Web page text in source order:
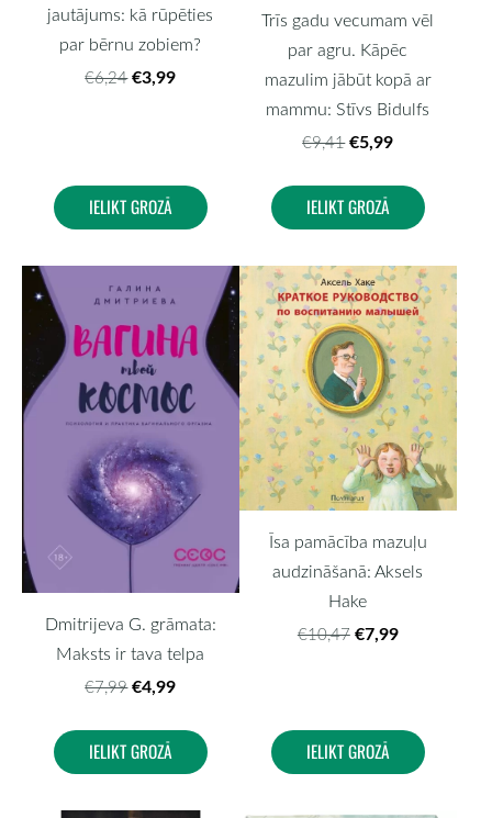
jautājums: kā rūpēties
par bērnu zobiem?
€6,24 €3,99
IELIKT GROZĀ
Trīs gadu vecumam vēl
par agru. Kāpēc
mazulim jābūt kopā ar
mammu: Stīvs Bidulfs
€9,41 €5,99
IELIKT GROZĀ
Dmitrijeva G. grāmata:
Maksts ir tava telpa
€7,99 €4,99
IELIKT GROZĀ
Īsa pamācība mazuļu
audzināšanā: Aksels
Hake
€10,47 €7,99
IELIKT GROZĀ